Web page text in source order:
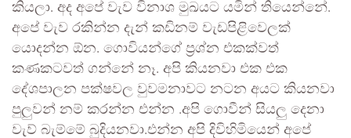
කියලා. අද අපේ වැව විනාශ මුඛයට යමින් තියෙන්නේ.
අපේ වැව රකින්න දැන් කඩිනම් වැඩපිළිවෙලක්
යොදන්න ඕන. ගොවියන්ගේ ප්‍රශ්න එකක්වත්
කණකටවත් ගන්නේ නෑ. අපි කියනවා එක එක
දේශපාලන පක්ෂවල වුවමනාවට නටන අයට කියනවා
පුලුවන් නම් කරන්න එන්න .අපි ගොවීන් සියලු දෙනා
වැව් බැම්මේ බුදියනවා.එන්න අපි දිවිහිමියෙන් අපේ